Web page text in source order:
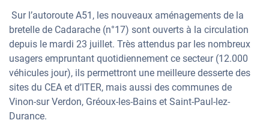
Sur l’autoroute A51, les nouveaux aménagements de la
bretelle de Cadarache (n°17) sont ouverts à la circulation
depuis le mardi 23 juillet. Très attendus par les nombreux
usagers empruntant quotidiennement ce secteur (12.000
véhicules jour), ils permettront une meilleure desserte des
sites du CEA et d’ITER, mais aussi des communes de
Vinon-sur Verdon, Gréoux-les-Bains et Saint-Paul-lez-
Durance.